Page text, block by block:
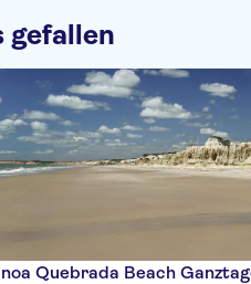
gefallen
Quebrada Beach